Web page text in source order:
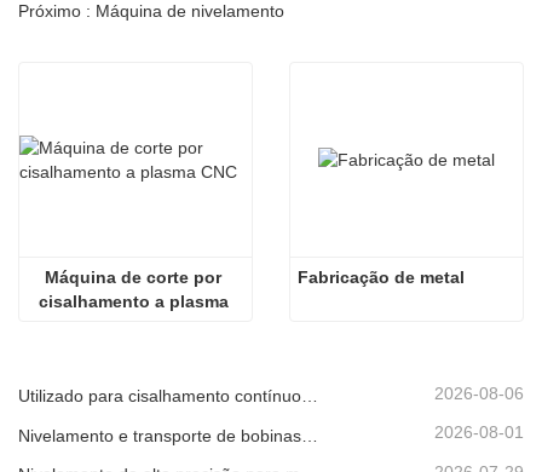
Próximo : Máquina de nivelamento
Máquina de corte por
cisalhamento a plasma
Fabricação de metal
Utilizado para cisalhamento contínuo de alta velocidade de chapas, placas ou tiras de material. 2026-08-06
2026-08-01